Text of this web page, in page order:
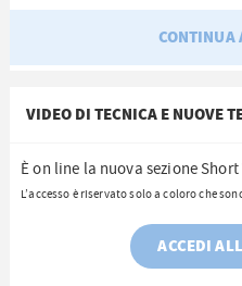
CONTINUA
VIDEO DI TECNICA E NUOVE
È on line la nuova sezione Short
L’accesso è riservato solo a coloro che
ACCEDI